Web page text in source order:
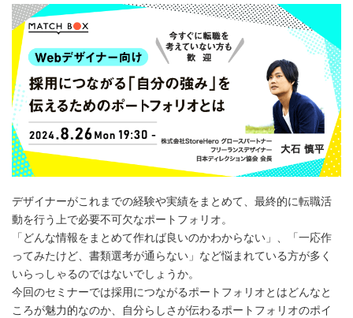
デザイナーがこれまでの経験や実績をまとめて、最終的に転職活
動を行う上で必要不可欠なポートフォリオ。
「どんな情報をまとめて作れば良いのかわからない」、「一応作
ってみたけど、書類選考が通らない」など悩まれている方が多く
いらっしゃるのではないでしょうか。
今回のセミナーでは採用につながるポートフォリオとはどんなと
ころが魅力的なのか、自分らしさが伝わるポートフォリオのポイ